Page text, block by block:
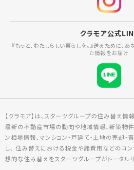
クラモア公式
『もっと、わたしらしい暮らしを。』送るために、
た情報をお届け
【クラモア】は、スターツグループの住み替え情報
最新の不動産市場の動向や地域情報、新築物
ン相場情報、マンション・戸建て・土地の売却
し、 住み替えにおける税金や諸費用などのコ
想的な住み替えをスターツグループがトータルサ